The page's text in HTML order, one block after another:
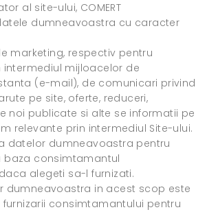
al site-ului, COMERT
dumneavoastra cu caracter
marketing, respectiv pentru
intermediul mijloacelor de
(e-mail), de comunicari privind
pe site, oferte, reduceri,
noi publicate si alte se informatii pe
relevante prin intermediul Site-ului.
datelor dumneavoastra pentru
baza consimtamantul
alegeti sa-l furnizati.
dumneavoastra in acest scop este
furnizarii consimtamantului pentru